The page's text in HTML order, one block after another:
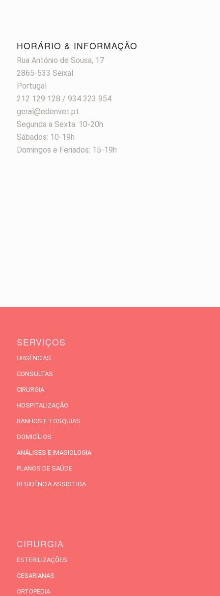
HORÁRIO & INFORMAÇÃO
Rua António de Sousa, 17
2865-533 Seixal
Portugal
212 129 128 / 934 323 954
geral@edenvet.pt
Segunda a Sexta: 10-20h
Sábados: 10-19h
Domingos e Feriados: 15-19h
SERVIÇOS
URGÊNCIAS
CONSULTAS
CIRURGIA
HOSPITALIZAÇÃO
BANHOS E TOSQUIAS
DOMICÍLIOS
ANÁLISES E IMAGIOLOGIA
PLANOS DE SAÚDE
RESIDÊNCIA ASSISTIDA
CIRURGIA
ESTERILIZAÇÕES
CESARIANAS
ORTOPEDIA